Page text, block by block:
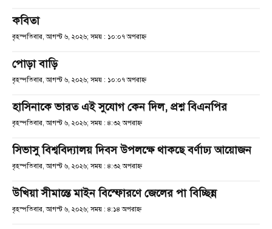
কবিতা
বৃহস্পতিবার, আগস্ট ৬, ২০২৬; সময় : ১০:০৭ অপরাহ্ণ
পোড়া বাড়ি
বৃহস্পতিবার, আগস্ট ৬, ২০২৬; সময় : ১০:০৭ অপরাহ্ণ
হাসিনাকে ভারত এই সুযোগ কেন দিল, প্রশ্ন বিএনপির
বৃহস্পতিবার, আগস্ট ৬, ২০২৬; সময় : ৪:৩২ অপরাহ্ণ
সিভাসু বিশ্ববিদ্যালয় দিবস উপলক্ষে থাকছে বর্ণাঢ্য আয়োজন
বৃহস্পতিবার, আগস্ট ৬, ২০২৬; সময় : ৪:৩২ অপরাহ্ণ
উখিয়া সীমান্তে মাইন বিস্ফোরণে জেলের পা বিচ্ছিন্ন
বৃহস্পতিবার, আগস্ট ৬, ২০২৬; সময় : ৪:১৪ অপরাহ্ণ